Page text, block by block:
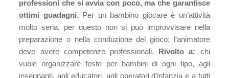
professioni che si avvia con poco, ma che garantisce
ottimi guadagni. Per un bambino giocare è un’attività
molto seria, per questo non si può improvvisare nella
preparazione o nella conduzione del gioco; l’animatore
deve avere competenze professionali. Rivolto a: chi
vuole organizzare feste per bambini di ogni tipo, agli
insegnanti, agli educatori, agli operatori d’infanzia e a tutti